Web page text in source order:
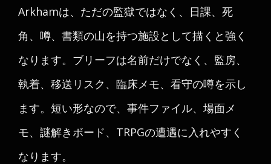
Arkhamは、ただの監獄ではなく、日課、死
角、噂、書類の山を持つ施設として描くと強く
なります。ブリーフは名前だけでなく、監房、
執着、移送リスク、臨床メモ、看守の噂を示し
ます。短い形なので、事件ファイル、場面メ
モ、謎解きボード、TRPGの遭遇に入れやすく
なります。